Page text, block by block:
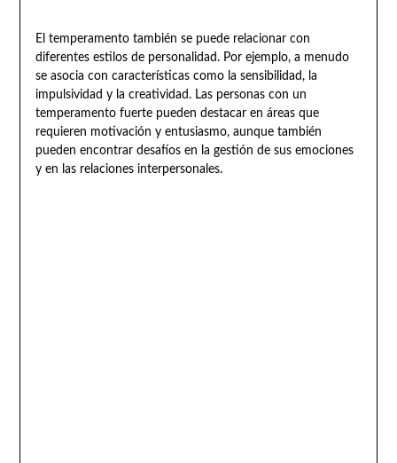
El temperamento también se puede relacionar con
diferentes estilos de personalidad. Por ejemplo, a menudo
se asocia con características como la sensibilidad, la
impulsividad y la creatividad. Las personas con un
temperamento fuerte pueden destacar en áreas que
requieren motivación y entusiasmo, aunque también
pueden encontrar desafíos en la gestión de sus emociones
y en las relaciones interpersonales.